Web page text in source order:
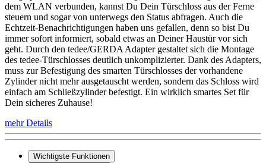
dem WLAN verbunden, kannst Du Dein Türschloss aus der Ferne
steuern und sogar von unterwegs den Status abfragen. Auch die
Echtzeit-Benachrichtigungen haben uns gefallen, denn so bist Du
immer sofort informiert, sobald etwas an Deiner Haustür vor sich
geht. Durch den tedee/GERDA Adapter gestaltet sich die Montage
des tedee-Türschlosses deutlich unkomplizierter. Dank des Adapters,
muss zur Befestigung des smarten Türschlosses der vorhandene
Zylinder nicht mehr ausgetauscht werden, sondern das Schloss wird
einfach am Schließzylinder befestigt. Ein wirklich smartes Set für
Dein sicheres Zuhause!
mehr Details
Wichtigste Funktionen